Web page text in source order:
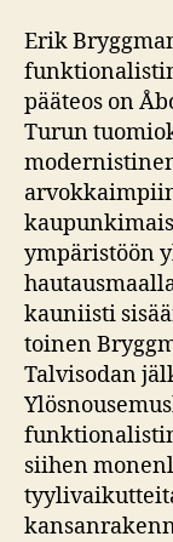
Erik
pääteos on
Turun
ympäristöön
kauniisti
toinen
Talvisodan
siihen